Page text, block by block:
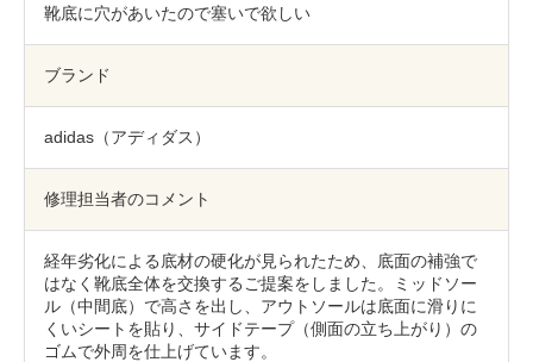
オンライン修理見積もりサービス（配送修理）
よくあるご質問
お問い合わせ
採用情報
CLOSE
靴底に穴があいたので塞いで欲しい
ブランド
adidas（アディダス）
修理担当者のコメント
経年劣化による底材の硬化が見られたため、底面の補強で
はなく靴底全体を交換するご提案をしました。ミッドソー
ル（中間底）で高さを出し、アウトソールは底面に滑りに
くいシートを貼り、サイドテープ（側面の立ち上がり）の
ゴムで外周を仕上げています。